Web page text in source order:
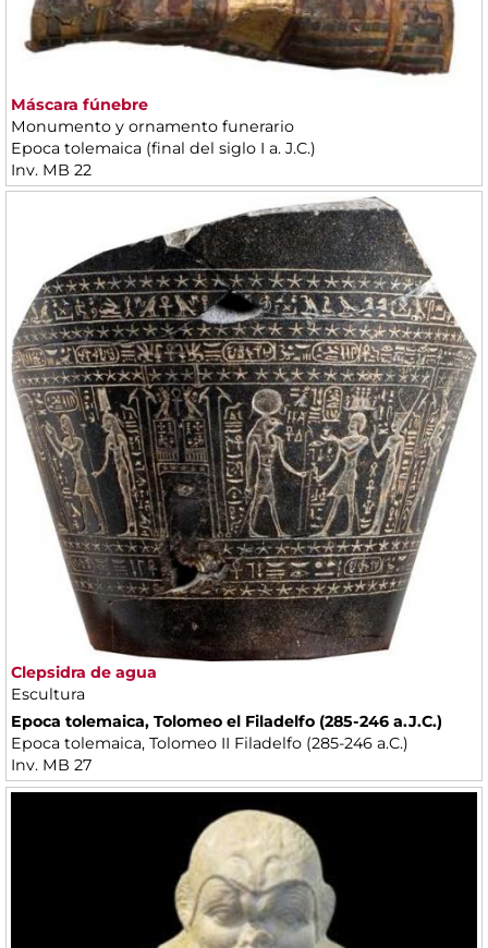
Máscara fúnebre
Monumento y ornamento funerario
Epoca tolemaica (final del siglo I a. J.C.)
Inv. MB 22
Clepsidra de agua
Escultura
Epoca tolemaica, Tolomeo el Filadelfo (285-246 a.J.C.)
Epoca tolemaica, Tolomeo II Filadelfo (285-246 a.C.)
Inv. MB 27